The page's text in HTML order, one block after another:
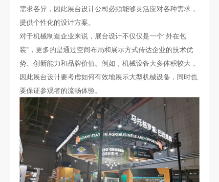
需求各异，因此展台设计公司必须能够灵活应对各种需求，
提供个性化的设计方案。
对于机械制造企业来说，展台设计不仅仅是一个“外在包
装”，更多的是通过空间布局和展示方式传达企业的技术优
势、创新能力和品牌价值。例如，机械设备大多体积较大，
因此展台设计要考虑如何有效地展示大型机械设备，同时也
要保证参观者的流畅体验。